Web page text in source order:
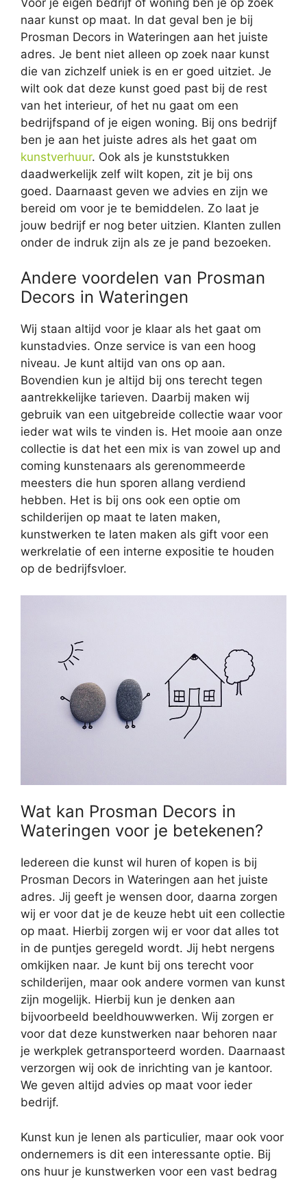
naar kunst op maat. In dat geval ben je bij
Prosman Decors in Wateringen aan het juiste
adres. Je bent niet alleen op zoek naar kunst
die van zichzelf uniek is en er goed uitziet. Je
wilt ook dat deze kunst goed past bij de rest
van het interieur, of het nu gaat om een
bedrijfspand of je eigen woning. Bij ons bedrijf
ben je aan het juiste adres als het gaat om
kunstverhuur. Ook als je kunststukken
daadwerkelijk zelf wilt kopen, zit je bij ons
goed. Daarnaast geven we advies en zijn we
bereid om voor je te bemiddelen. Zo laat je
jouw bedrijf er nog beter uitzien. Klanten zullen
onder de indruk zijn als ze je pand bezoeken.
Andere voordelen van Prosman
Decors in Wateringen
Wij staan altijd voor je klaar als het gaat om
kunstadvies. Onze service is van een hoog
niveau. Je kunt altijd van ons op aan.
Bovendien kun je altijd bij ons terecht tegen
aantrekkelijke tarieven. Daarbij maken wij
gebruik van een uitgebreide collectie waar voor
ieder wat wils te vinden is. Het mooie aan onze
collectie is dat het een mix is van zowel up and
coming kunstenaars als gerenommeerde
meesters die hun sporen allang verdiend
hebben. Het is bij ons ook een optie om
schilderijen op maat te laten maken,
kunstwerken te laten maken als gift voor een
werkrelatie of een interne expositie te houden
op de bedrijfsvloer.
Wat kan Prosman Decors in
Wateringen voor je betekenen?
Iedereen die kunst wil huren of kopen is bij
Prosman Decors in Wateringen aan het juiste
adres. Jij geeft je wensen door, daarna zorgen
wij er voor dat je de keuze hebt uit een collectie
op maat. Hierbij zorgen wij er voor dat alles tot
in de puntjes geregeld wordt. Jij hebt nergens
omkijken naar. Je kunt bij ons terecht voor
schilderijen, maar ook andere vormen van kunst
zijn mogelijk. Hierbij kun je denken aan
bijvoorbeeld beeldhouwwerken. Wij zorgen er
voor dat deze kunstwerken naar behoren naar
je werkplek getransporteerd worden. Daarnaast
verzorgen wij ook de inrichting van je kantoor.
We geven altijd advies op maat voor ieder
bedrijf.
Kunst kun je lenen als particulier, maar ook voor
ondernemers is dit een interessante optie. Bij
ons huur je kunstwerken voor een vast bedrag